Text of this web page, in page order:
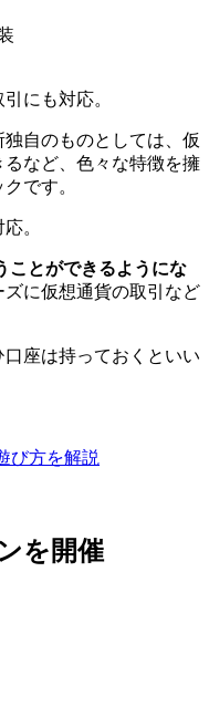
にも対応。
自のものとしては、仮
など、色々な特徴を擁
です。
。
ことができるようにな
に仮想通貨の取引など
座は持っておくといい
び方を解説
を開催